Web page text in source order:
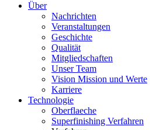
Über
Nachrichten
Veranstaltungen
Geschichte
Qualität
Mitgliedschaften
Unser Team
Vision Mission und Werte
Karriere
Technologie
Oberflaeche
Superfinishing Verfahren